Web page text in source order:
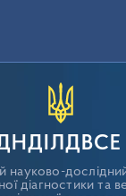
науково-
діагностики та